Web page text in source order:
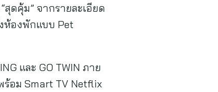
ดคุ้ม” จากรายละเอียด
ห้องพักแบบ Pet
และ GO TWIN ภาย
ร้อม Smart TV Netflix